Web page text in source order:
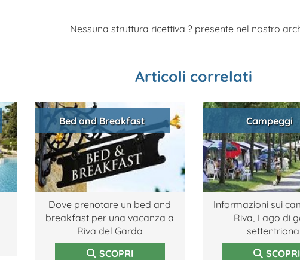
Nessuna struttura ricettiva ? presente nel nostro
Articoli correlati
Bed and Breakfast
Dove prenotare un bed and
breakfast per una vacanza a
Riva del Garda
SCOPRI
Campeggi
Informazioni sui
Riva, Lago di
SCOPRI